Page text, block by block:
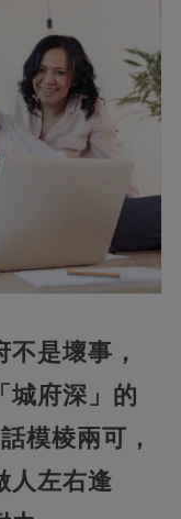
是壞事，
城府深」的
模棱兩可，
人左右逢